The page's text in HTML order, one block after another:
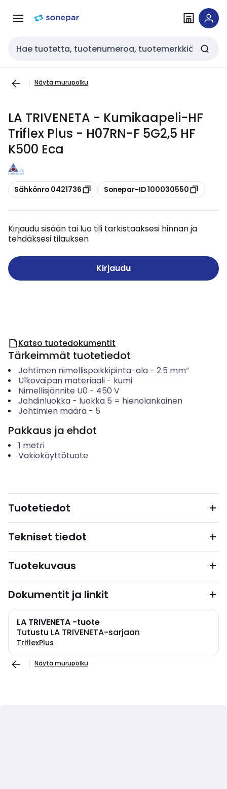
navigointiinsisältöön
Haku
Näytä murupolku
LA TRIVENETA - Kumikaapeli-HF
Triflex Plus - H07RN-F 5G2,5 HF
K500 Eca
Kopioi
Sähkönro 0421736 Kopioi
Sonepar-ID 100030550
Kirjaudu sisään tai luo tili tarkistaaksesi hinnan ja
tehdäksesi tilauksen
Kirjaudu
Katso tuotedokumentit
Tärkeimmät tuotetiedot
Johtimen nimellispoikkipinta-ala- 2.5 mm²
Ulkovaipan materiaali- kumi
Nimellisjännite U0 - 450 V
Johdinluokka- luokka 5 = hienolankainen
Johtimien määrä- 5
Pakkaus ja ehdot
1 metri
Vakiokäyttötuote
Tuotetiedot
Tekniset tiedot
Tuotekuvaus
Dokumentit ja linkit
LA TRIVENETA -tuote
Tutustu LA TRIVENETA-sarjaan
TriflexPlus
Näytä murupolku